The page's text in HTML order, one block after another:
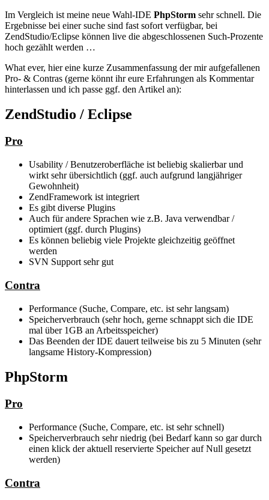
Im Vergleich ist meine neue Wahl-IDE PhpStorm sehr schnell. Die
Ergebnisse bei einer suche sind fast sofort verfügbar, bei
ZendStudio/Eclipse können live die abgeschlossenen Such-Prozente
hoch gezählt werden …
What ever, hier eine kurze Zusammenfassung der mir aufgefallenen
Pro- & Contras (gerne könnt ihr eure Erfahrungen als Kommentar
hinterlassen und ich passe ggf. den Artikel an):
ZendStudio / Eclipse
Pro
Usability / Benutzeroberfläche ist beliebig skalierbar und
wirkt sehr übersichtlich (ggf. auch aufgrund langjähriger
Gewohnheit)
ZendFramework ist integriert
Es gibt diverse Plugins
Auch für andere Sprachen wie z.B. Java verwendbar /
optimiert (ggf. durch Plugins)
Es können beliebig viele Projekte gleichzeitig geöffnet
werden
SVN Support sehr gut
Contra
Performance (Suche, Compare, etc. ist sehr langsam)
Speicherverbrauch (sehr hoch, gerne schnappt sich die IDE
mal über 1GB an Arbeitsspeicher)
Das Beenden der IDE dauert teilweise bis zu 5 Minuten (sehr
langsame History-Kompression)
PhpStorm
Pro
Performance (Suche, Compare, etc. ist sehr schnell)
Speicherverbrauch sehr niedrig (bei Bedarf kann so gar durch
einen klick der aktuell reservierte Speicher auf Null gesetzt
werden)
Contra